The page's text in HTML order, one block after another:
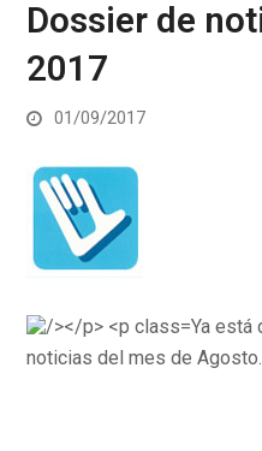
Dossier de
2017
01/09/2017
Ya está
noticias del mes de Agosto.